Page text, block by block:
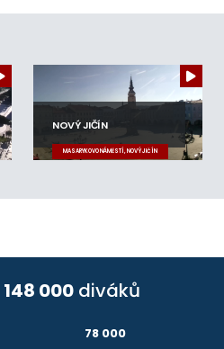
NOVÝ JIČÍN
MASARYKOVO NÁMĚSTÍ, NOVÝ JIČÍN
148 000 diváků
78 000